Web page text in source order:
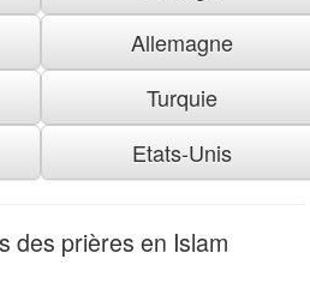
Allemagne
Turquie
Etats-Unis
des prières en Islam